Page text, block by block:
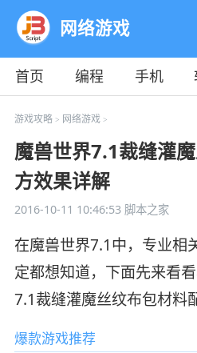
网络游戏
首页 编程 手机
教程
平面
游戏攻略> 网络游戏>
魔兽世界7.1裁缝灌
方效果详解
2016-10-11 10:46:53脚本之家
在魔兽世界7.1中，专业相
定都想知道，下面先来看
7.1裁缝灌魔丝纹布包材料
爆款游戏推荐